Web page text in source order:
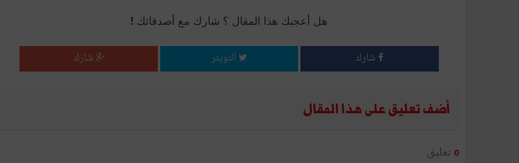
هل أعجبك هذا المقال ؟ شارك مع أصدقائك !
شارك التويتر شارك
أضف تعليق على هذا المقال
0 تعليق